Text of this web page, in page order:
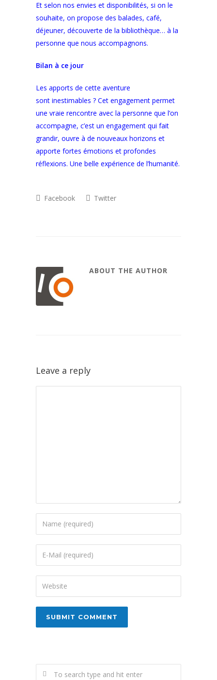
Et selon nos envies et disponibilités, si on le
souhaite, on propose des balades, café,
déjeuner, découverte de la bibliothèque… à la
personne que nous accompagnons.
Bilan à ce jour
Les apports de cette aventure
sont inestimables ? Cet engagement permet
une vraie rencontre avec la personne que l’on
accompagne, c’est un engagement qui fait
grandir, ouvre à de nouveaux horizons et
apporte fortes émotions et profondes
réflexions. Une belle expérience de l’humanité.
Facebook Twitter
ABOUT THE AUTHOR
Leave a reply